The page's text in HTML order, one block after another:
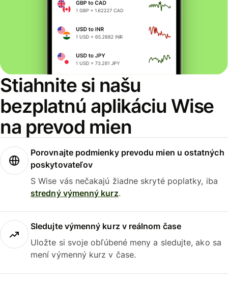
Stiahnite si našu
bezplatnú aplikáciu Wise
na prevod mien
Porovnajte podmienky prevodu mien u ostatných
poskytovateľov
S Wise vás nečakajú žiadne skryté poplatky, iba
stredný výmenný kurz.
Sledujte výmenný kurz v reálnom čase
Uložte si svoje obľúbené meny a sledujte, ako sa
mení výmenný kurz v čase.